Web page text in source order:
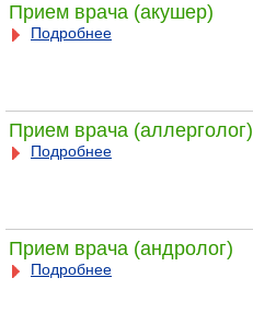
Прием врача (акушер)
Подробнее
Прием врача (аллерголог)
Подробнее
Прием врача (андролог)
Подробнее